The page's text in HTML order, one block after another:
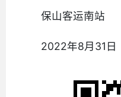
保山客运南站
2022年8月31日